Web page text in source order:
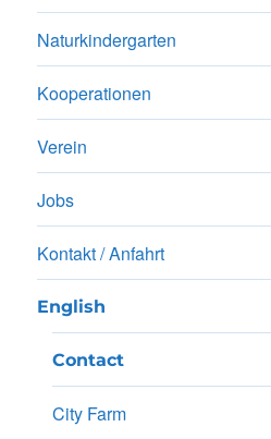
Naturkindergarten
Kooperationen
Verein
Jobs
Kontakt / Anfahrt
English
Contact
City Farm